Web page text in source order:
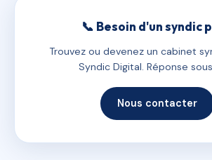
📞 Besoin d'un syndic
Trouvez ou devenez un cabinet
Syndic Digital. Réponse
Nous contacter